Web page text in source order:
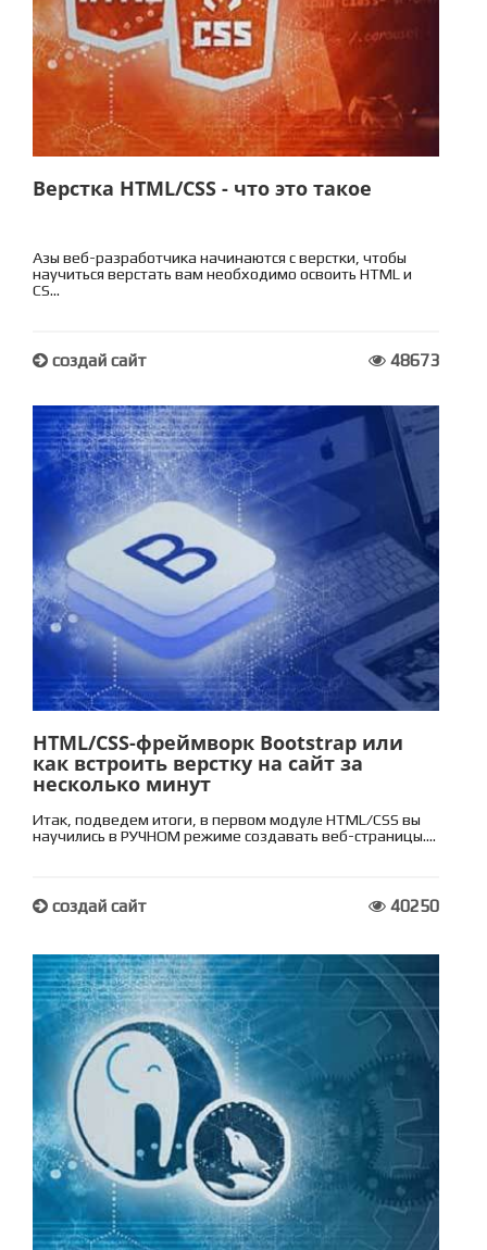
Верстка HTML/CSS - что это такое
Азы веб-разработчика начинаются с верстки, чтобы
научиться верстать вам необходимо освоить HTML и
CS...
создай сайт 48673
HTML/CSS-фреймворк Bootstrap или
как встроить верстку на сайт за
несколько минут
Итак, подведем итоги, в первом модуле HTML/CSS вы
научились в РУЧНОМ режиме создавать веб-страницы....
создай сайт 40250